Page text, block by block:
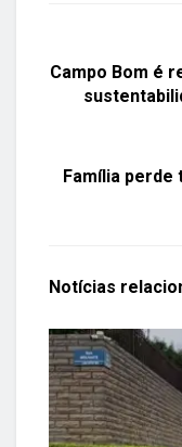
Campo Bom é
Família perde
Notícias